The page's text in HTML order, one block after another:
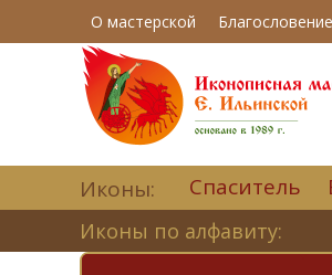
О мастерской
Иконы: Спаситель
Иконы по алфавиту: